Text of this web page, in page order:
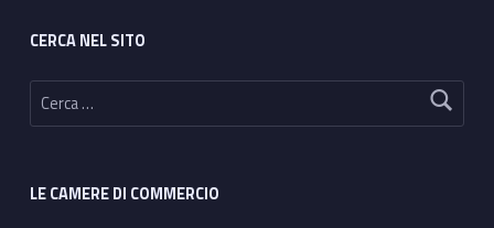
CERCA NEL SITO
Ricerca per:
LE CAMERE DI COMMERCIO